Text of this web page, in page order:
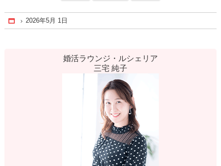
Home
2026年5月 1日
婚活ラウンジ・ルシェリア
三宅 純子